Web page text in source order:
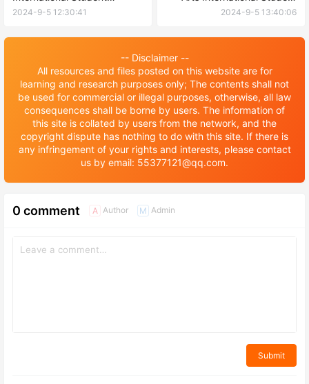
Enrollment Brochure 2024年
2024-9-5 12:30:41
Enrollment Brochure 2024年
章
2024-9-5 13:40:06
-- Disclaimer --
All resources and files posted on this website are for
learning and research purposes only; The contents shall not
be used for commercial or illegal purposes, otherwise, all law
consequences shall be borne by users. The information of
this site is collated by users from the network, and the
copyright dispute has nothing to do with this site. If there is
any infringement of your rights and interests, please contact
us by email: 55377121@qq.com.
0 comment A Author M Admin
Submit